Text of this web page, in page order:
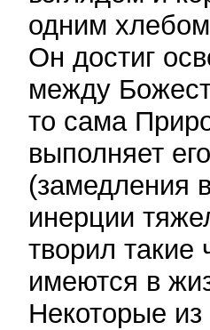
одним
Он достиг
между
то сама
выполняет
(замедления
инерции
творил такие
имеются в
Некоторые из